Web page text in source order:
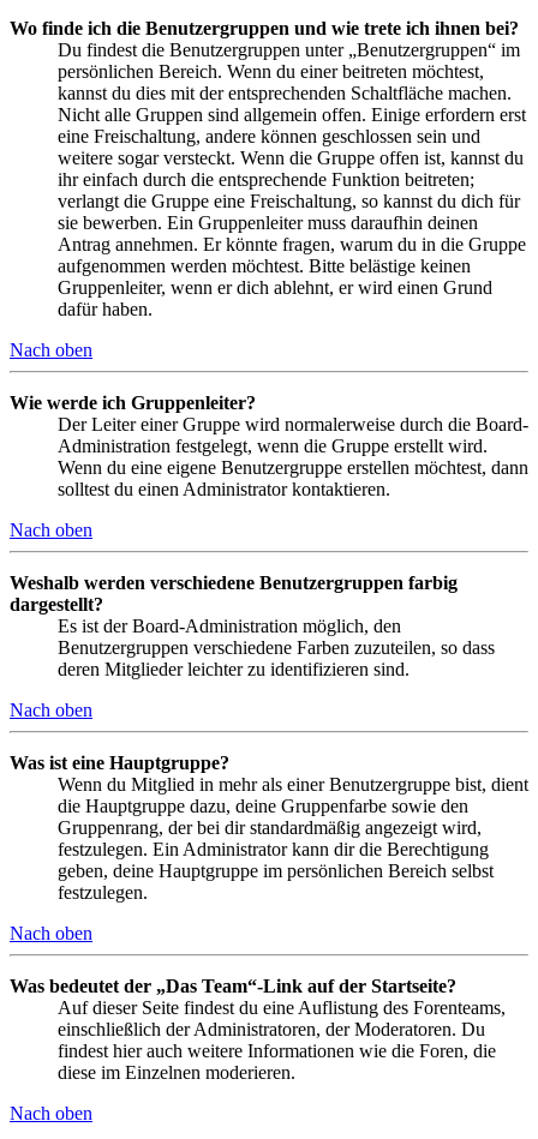
Wo finde ich die Benutzergruppen und wie trete ich ihnen bei?
Du findest die Benutzergruppen unter „Benutzergruppen“ im
persönlichen Bereich. Wenn du einer beitreten möchtest,
kannst du dies mit der entsprechenden Schaltfläche machen.
Nicht alle Gruppen sind allgemein offen. Einige erfordern erst
eine Freischaltung, andere können geschlossen sein und
weitere sogar versteckt. Wenn die Gruppe offen ist, kannst du
ihr einfach durch die entsprechende Funktion beitreten;
verlangt die Gruppe eine Freischaltung, so kannst du dich für
sie bewerben. Ein Gruppenleiter muss daraufhin deinen
Antrag annehmen. Er könnte fragen, warum du in die Gruppe
aufgenommen werden möchtest. Bitte belästige keinen
Gruppenleiter, wenn er dich ablehnt, er wird einen Grund
dafür haben.
Nach oben
Wie werde ich Gruppenleiter?
Der Leiter einer Gruppe wird normalerweise durch die Board-
Administration festgelegt, wenn die Gruppe erstellt wird.
Wenn du eine eigene Benutzergruppe erstellen möchtest, dann
solltest du einen Administrator kontaktieren.
Nach oben
Weshalb werden verschiedene Benutzergruppen farbig
dargestellt?
Es ist der Board-Administration möglich, den
Benutzergruppen verschiedene Farben zuzuteilen, so dass
deren Mitglieder leichter zu identifizieren sind.
Nach oben
Was ist eine Hauptgruppe?
Wenn du Mitglied in mehr als einer Benutzergruppe bist, dient
die Hauptgruppe dazu, deine Gruppenfarbe sowie den
Gruppenrang, der bei dir standardmäßig angezeigt wird,
festzulegen. Ein Administrator kann dir die Berechtigung
geben, deine Hauptgruppe im persönlichen Bereich selbst
festzulegen.
Nach oben
Was bedeutet der „Das Team“-Link auf der Startseite?
Auf dieser Seite findest du eine Auflistung des Forenteams,
einschließlich der Administratoren, der Moderatoren. Du
findest hier auch weitere Informationen wie die Foren, die
diese im Einzelnen moderieren.
Nach oben